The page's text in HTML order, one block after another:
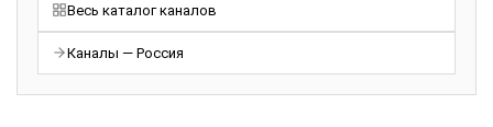
Весь каталог каналов
Каналы — Россия